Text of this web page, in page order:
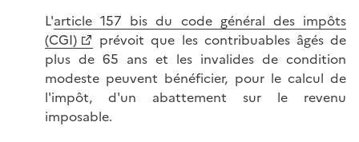
L'article 157 bis du code général des impôts
(CGI)
prévoit que les contribuables âgés de
plus de 65 ans et les invalides de condition
modeste peuvent bénéficier, pour le calcul de
l'impôt, d'un abattement sur le revenu
imposable.